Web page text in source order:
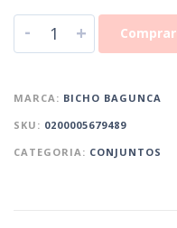
- + Comprar
MARCA: BICHO BAGUNCA
SKU: 0200005679489
CATEGORIA: CONJUNTOS